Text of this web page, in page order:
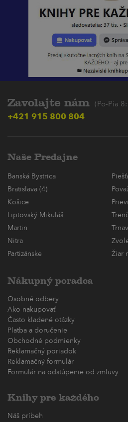
Zavolajte nám (Po-Pia
+421 915 800 804
Naše Predajne
Banská Bystrica
Bratislava (4)
Košice
Liptovský Mikuláš
Martin
Nitra
Partizánske
Žiar
Nákupný poradca
Osobné odbery
Ako nakupovať
Často kladené otázky
Platba a doručenie
Obchodné podmienky
Reklamačný poriadok
Reklamačný formulár
Formulár na odstúpenie od zmluvy
Knihy pre každého
Náš príbeh